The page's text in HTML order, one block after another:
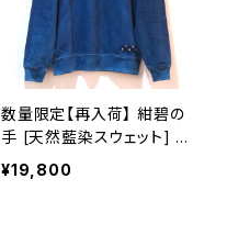
数量限定【再入荷】 紺碧の
手 [天然藍染スウェット] X
L・2XL ※職人手染め
¥19,800